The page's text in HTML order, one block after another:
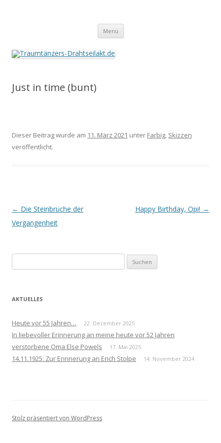
Menü Springe
Inhalt
Just in time (bunt)
Dieser Beitrag wurde am 11. März 2021 unter Farbig, Skizzen
veröffentlicht.
Beitrags-
Navigation
← Die Steinbrüche der
Vergangenheit
Happy Birthday, Opi! →
nach:
AKTUELLES
Heute vor 55 Jahren… 22. Dezember 2025
In liebevoller Erinnerung an meine heute vor 52 Jahren
verstorbene Oma Else Powels
17. Mai 2025
14.11.1925: Zur Erinnerung an Erich Stolpe 14. November 2024
Stolz präsentiert von WordPress